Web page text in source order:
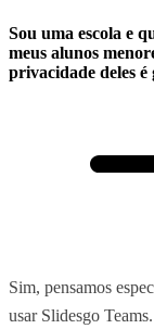
Sou uma escola e
meus alunos
privacidade deles é
Sim, pensamos
usar Slidesgo